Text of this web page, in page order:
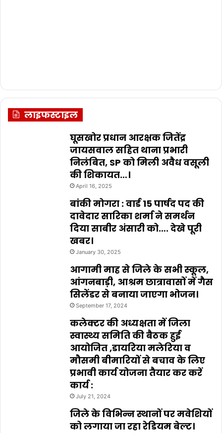
लाइफस्टाइल
घूसखोर प्रधान आरक्षक जितेंद्र
जायसवाल सहित थाना प्रभारी
निलंबित, SP को मिली अवैध वसूली
की शिकायत…।
April 16, 2025
बांकी मोगरा : वार्ड 15 पार्षद पद की
दावेदार सारिका शर्मा ने समर्थन
दिया साबीर अंसारी को…. देखे पूरी
खबर।
January 30, 2025
आगामी माह से जिले के सभी स्कूल,
आंगनबाड़ी, आश्रम छात्रावासों में गैस
सिलेंडर से बनाया जाएगा भोजन।
September 17, 2024
कलेक्टर की अध्यक्षता में जिला
स्वास्थ्य समिति की बैठक हुई
आयोजित ,डायरिया मलेरिया व
मौसमी बीमारियों से बचाव के लिए
प्रभावी कार्य योजना तैयार कर करें
कार्य :
July 21, 2024
जिले के विभिन्न स्थानों पर मवेशियों
को लगाया जा रहा रेडियम बेल्ट।